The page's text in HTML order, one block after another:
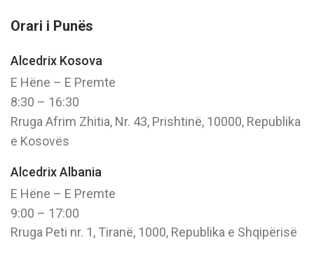
Orari i Punës
Alcedrix Kosova
E Hëne – E Premte
8:30 – 16:30
Rruga Afrim Zhitia, Nr. 43, Prishtinë, 10000, Republika
e Kosovës
Alcedrix Albania
E Hëne – E Premte
9:00 – 17:00
Rruga Peti nr. 1, Tiranë, 1000, Republika e Shqipërisë